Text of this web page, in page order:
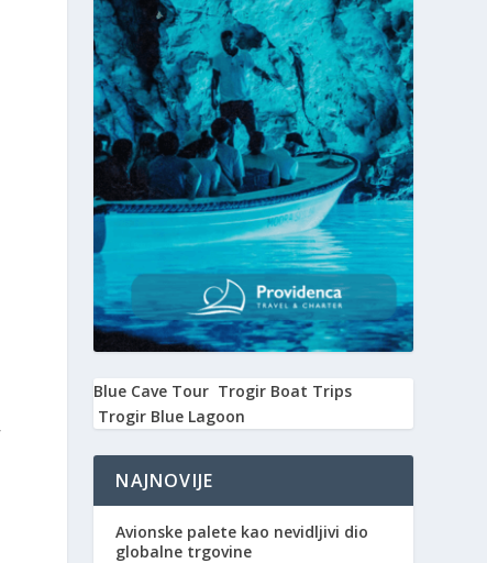
Blue Cave Tour Trogir Boat Trips
Trogir Blue Lagoon
NAJNOVIJE
Avionske palete kao nevidljivi dio
globalne trgovine